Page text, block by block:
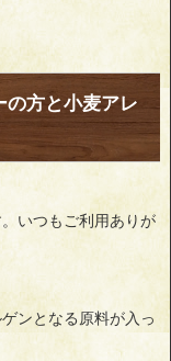
の方と小麦アレ
いつもご利用ありが
ンとなる原料が入っ